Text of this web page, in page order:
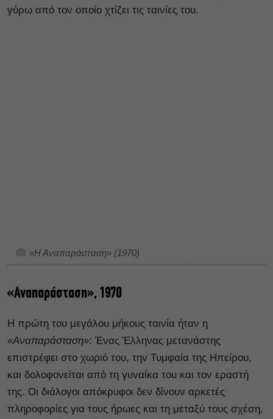
γύρω από τον οποίο χτίζει τις ταινίες του.
«Η Αναπαράσταση» (1970)
«Αναπαράσταση», 1970
Η πρώτη του μεγάλου μήκους ταινία ήταν η
«Αναπαράσταση»: Ένας Έλληνας μετανάστης
επιστρέφει στο χωριό του, την Τυμφαία της Ηπείρου,
και δολοφονείται από τη γυναίκα του και τον εραστή
της. Οι διάλογοι απόκρυφοι δεν δίνουν αρκετές
πληροφορίες για τους ήρωες και τη μεταξύ τους σχέση,